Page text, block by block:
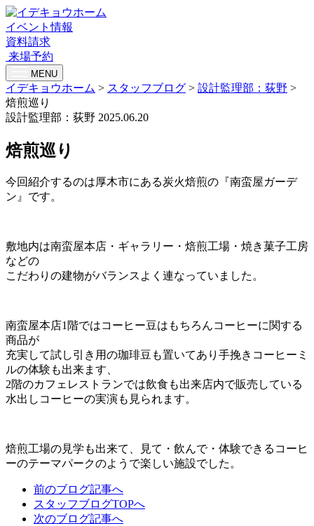
イベント情報
資料請求
来場予約
MENU
イデキョウホーム > スタッフブログ > 設計監理部：荻野 >
焙煎巡り
設計監理部：荻野 2025.06.20
焙煎巡り
今回紹介するのは厚木市にある炭火焙煎の『南蛮屋ガーデ
ン』です。
敷地内は南蛮屋本店・ギャラリー・焙煎工場・焼き菓子工房
などの
こだわりの建物がバランスよく連なっていました。
南蛮屋本店1階ではコーヒー豆はもちろんコーヒーに関する
商品が
充実して試し引き用の珈琲豆も置いてあり手挽きコーヒーミ
ルの体験も出来ます、
2階のカフェレストランでは飲食も出来店内で販売している
水出しコーヒーの実演も見られます。
焙煎工場の見学も出来て、見て・飲んで・体験できるコーヒ
ーのテーマパークのようで楽しい施設でした。
前のブログ記事へ
スタッフブログTOPへ
次のブログ記事へ